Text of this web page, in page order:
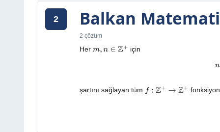
2 Balkan
2 çözüm
Her m,n∈ Z + için
şartını sağlayan tüm f: Z +→ +